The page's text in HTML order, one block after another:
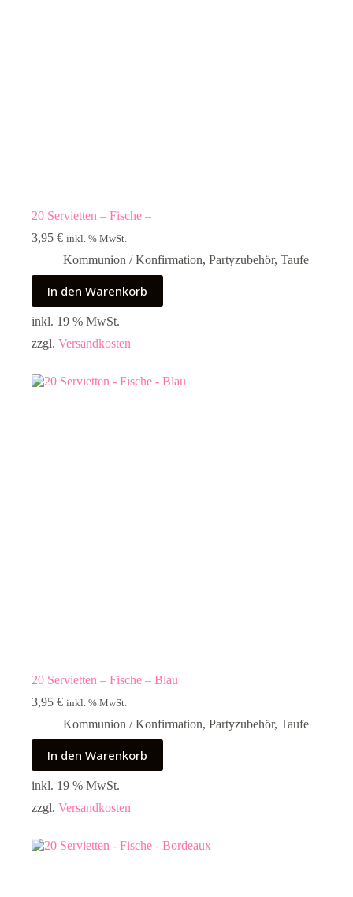
20 Servietten – Fische –
3,95 € inkl. % MwSt.
Kommunion / Konfirmation, Partyzubehör, Taufe
In den Warenkorb
inkl. 19 % MwSt.
zzgl. Versandkosten
20 Servietten – Fische – Blau
3,95 € inkl. % MwSt.
Kommunion / Konfirmation, Partyzubehör, Taufe
In den Warenkorb
inkl. 19 % MwSt.
zzgl. Versandkosten